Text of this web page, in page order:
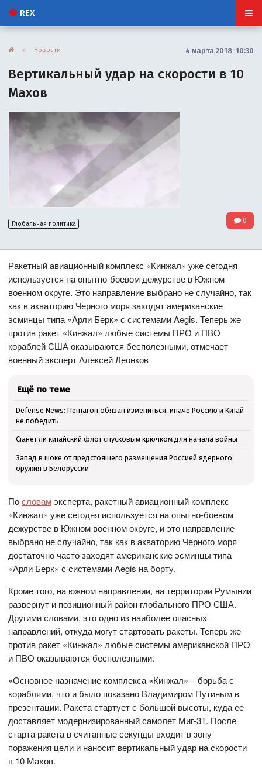
REX
» Новости 4 марта 2018 10:30
Вертикальный удар на скорости в 10
Махов
Глобальная политика 0
Ракетный авиационный комплекс «Кинжал» уже сегодня
используется на опытно-боевом дежурстве в Южном
военном округе. Это направление выбрано не случайно, так
как в акваторию Черного моря заходят американские
эсминцы типа «Арли Берк» с системами Aegis. Теперь же
против ракет «Кинжал» любые системы ПРО и ПВО
кораблей США оказываются бесполезными, отмечает
военный эксперт Алексей Леонков
Ещё по теме
Defense News: Пентагон обязан измениться, иначе Россию и Китай
не победить
Станет ли китайский флот спусковым крючком для начала войны
Запад в шоке от предстоящего размещения Россией ядерного
оружия в Белоруссии
Пословамэксперта, ракетный авиационный комплекс
«Кинжал» уже сегодня используется на опытно-боевом
дежурстве в Южном военном округе, и это направление
выбрано не случайно, так как в акваторию Черного моря
достаточно часто заходят американские эсминцы типа
«Арли Берк» с системами Aegis на борту.
Кроме того, на южном направлении, на территории Румынии
развернут и позиционный район глобального ПРО США.
Другими словами, это одно из наиболее опасных
направлений, откуда могут стартовать ракеты. Теперь же
против ракет «Кинжал» любые системы американской ПРО
и ПВО оказываются бесполезными.
«Основное назначение комплекса «Кинжал» – борьба с
кораблями, что и было показано Владимиром Путиным в
презентации. Ракета стартует с большой высоты, куда ее
доставляет модернизированный самолет Миг-31. После
старта ракета в считанные секунды входит в зону
поражения цели и наносит вертикальный удар на скорости
в 10 Махов.